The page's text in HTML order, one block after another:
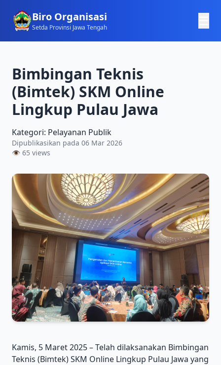
Biro Organisasi
Setda Provinsi Jawa Tengah
Bimbingan Teknis
(Bimtek) SKM Online
Lingkup Pulau Jawa
Kategori: Pelayanan Publik
Dipublikasikan pada 06 Mar 2026
👁 65 views
Kamis, 5 Maret 2025 – Telah dilaksanakan Bimbingan
Teknis (Bimtek) SKM Online Lingkup Pulau Jawa yang